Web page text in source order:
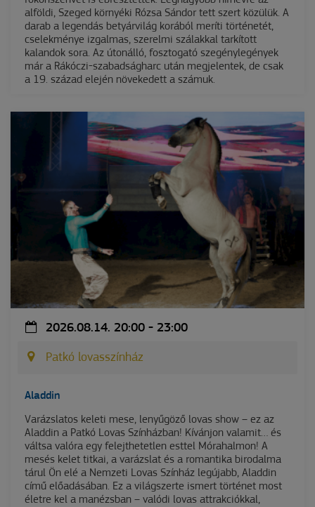
alföldi, Szeged környéki Rózsa Sándor tett szert közülük. A
darab a legendás betyárvilág korából meríti történetét,
cselekménye izgalmas, szerelmi szálakkal tarkított
kalandok sora. Az útonálló, fosztogató szegénylegények
már a Rákóczi-szabadságharc után megjelentek, de csak
a 19. század elején növekedett a számuk.
2026.08.14. 20:00 - 23:00
Patkó lovasszínház
Aladdin
Varázslatos keleti mese, lenyűgöző lovas show – ez az
Aladdin a Patkó Lovas Színházban! Kívánjon valamit… és
váltsa valóra egy felejthetetlen esttel Mórahalmon! A
mesés kelet titkai, a varázslat és a romantika birodalma
tárul Ön elé a Nemzeti Lovas Színház legújabb, Aladdin
című előadásában. Ez a világszerte ismert történet most
életre kel a manézsban – valódi lovas attrakciókkal,